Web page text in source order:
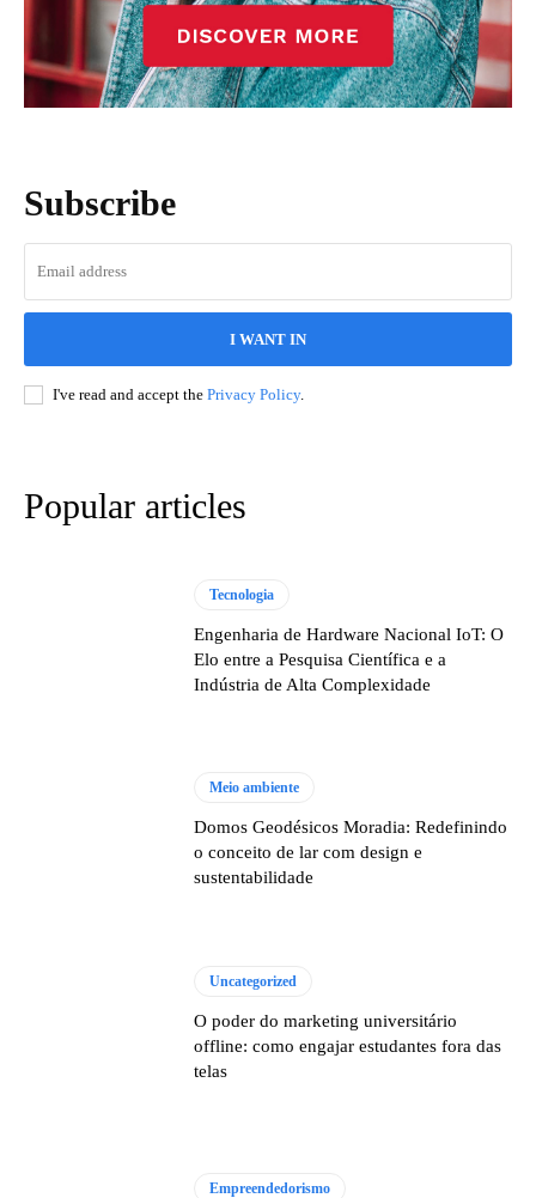
Subscribe
I WANT IN
I've read and accept the Privacy Policy.
Popular articles
Tecnologia
Engenharia de Hardware Nacional IoT: O
Elo entre a Pesquisa Científica e a
Indústria de Alta Complexidade
Meio ambiente
Domos Geodésicos Moradia: Redefinindo
o conceito de lar com design e
sustentabilidade
Uncategorized
O poder do marketing universitário
offline: como engajar estudantes fora das
telas
Empreendedorismo